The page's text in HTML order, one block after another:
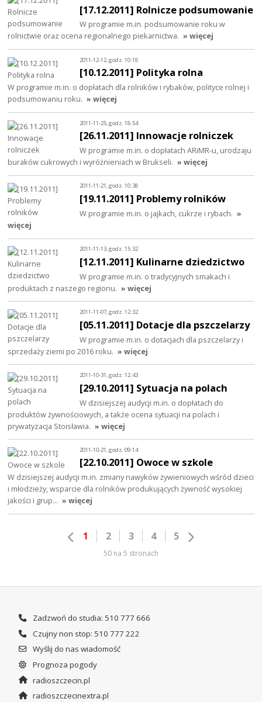
[17.12.2011] Rolnicze podsumowanie
W programie m.in. podsumowanie roku w
rolnictwie oraz ocena regionalnego piekarnictwa. » więcej
2011-12-12, godz. 10:18
[10.12.2011] Polityka rolna
W programie m.in. o dopłatach dla rolników i rybaków, polityce rolnej i
podsumowaniu roku. » więcej
2011-11-25, godz. 18:54
[26.11.2011] Innowacje rolniczek
W programie m.in. o dopłatach ARiMR-u, urodzaju
buraków cukrowych i wyróżnieniach w Brukseli. » więcej
2011-11-21, godz. 10:38
[19.11.2011] Problemy rolników
W programie m.in. o jajkach, cukrze i rybach. »
więcej
2011-11-13, godz. 15:32
[12.11.2011] Kulinarne dziedzictwo
W programie m.in. o tradycyjnych smakach i
produktach z naszego regionu. » więcej
2011-11-07, godz. 12:32
[05.11.2011] Dotacje dla pszczelarzy
W programie m.in. o dotacjach dla pszczelarzy i
sprzedaży ziemi po 2016 roku. » więcej
2011-10-31, godz. 12:43
[29.10.2011] Sytuacja na polach
W dzisiejszej audycji m.in. o dopłatach do
produktów żywnościowych, a także ocena sytuacji na polach i
prywatyzacja Stoisławia. » więcej
2011-10-21, godz. 09:14
[22.10.2011] Owoce w szkole
W dzisiejszej audycji m.in. zmiany nawyków żywieniowych wśród dzieci
i młodzieży, wsparcie dla rolników produkujących żywność wysokiej
jakości i grup… » więcej
1 2 3 4 5
50 na 5 stronach
Zadzwoń do studia: 510 777 666
Czujny non stop: 510 777 222
Wyślij do nas wiadomość
Prognoza pogody
radioszczecin.pl
radioszczecinextra.pl